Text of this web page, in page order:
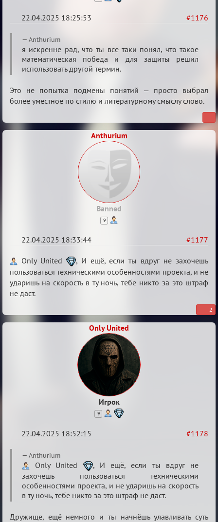
#1176
22.04.2025 18:25:53
Re:
Разговоры
XIX
ТПК.
Anthurium
я искренне рад, что ты всё таки понял, что такое
математическая победа и для защиты решил
использовать другой термин.
Это не попытка подмены понятий — просто выбрал
более уместное по стилю и литературному смыслу слово.
Anthurium
Banned
9
#1177
22.04.2025 18:33:44
Re:
Разговоры
о
XIX
ТПК.
Only United
, И ещё, если ты вдруг не захочешь
пользоваться техническими особенностями проекта, и не
ударишь на скорость в ту ночь, тебе никто за это штраф
не даст.
2
Only United
Игрок
9
#1178
22.04.2025 18:52:15
Re:
Разговоры
XIX
ТПК.
Anthurium
Only United
, И ещё, если ты вдруг не
захочешь пользоваться техническими
особенностями проекта, и не ударишь на скорость
в ту ночь, тебе никто за это штраф не даст.
Дружище, ещё немного и ты начнёшь улавливать суть